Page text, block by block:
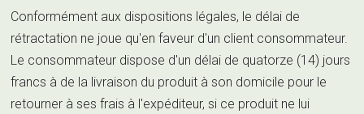
Conformément aux dispositions légales, le délai de
rétractation ne joue qu'en faveur d'un client consommateur.
Le consommateur dispose d'un délai de quatorze (14) jours
francs à de la livraison du produit à son domicile pour le
retourner à ses frais à l'expéditeur, si ce produit ne lui